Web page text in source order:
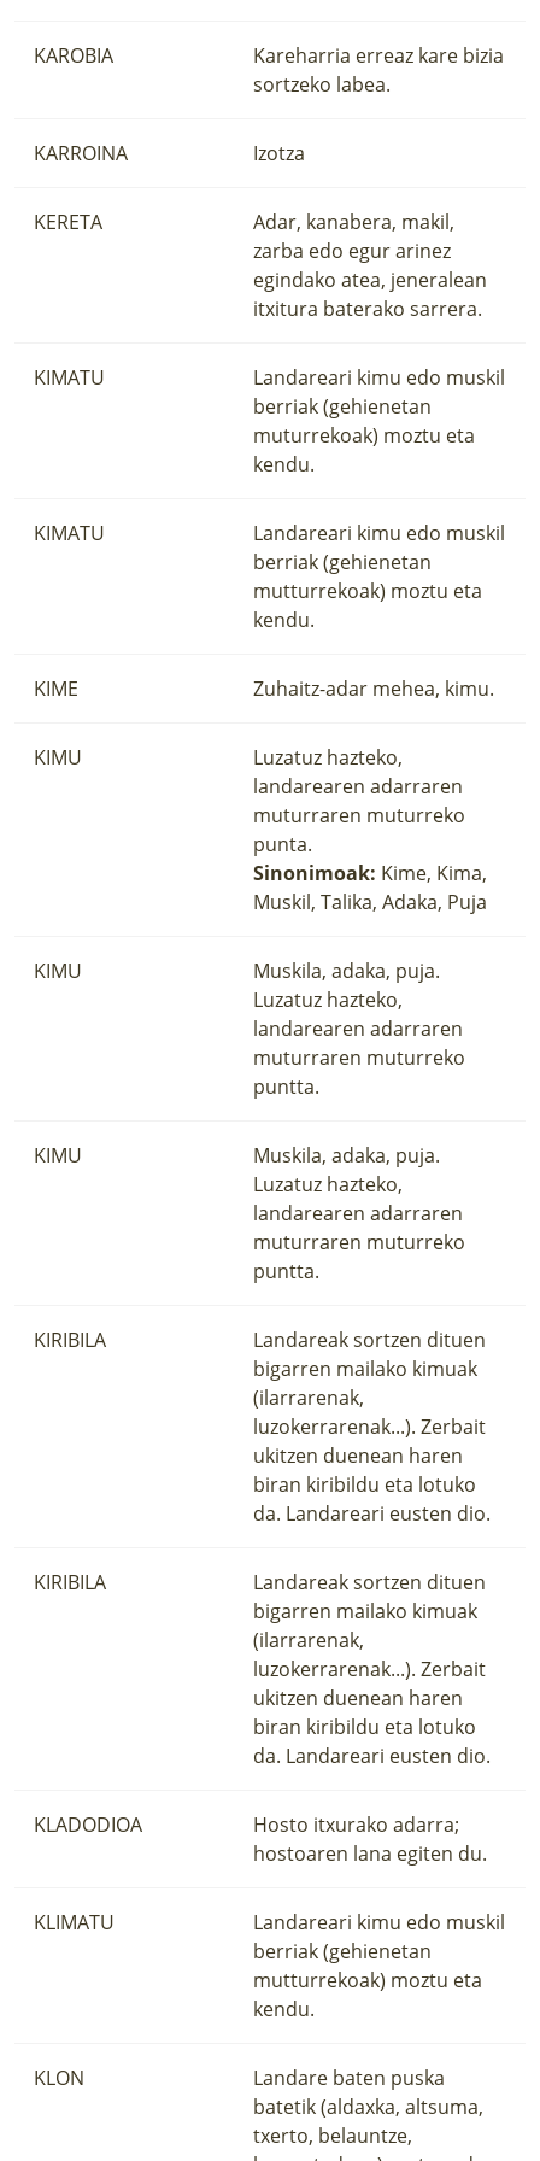
KAROBIA
Kareharria erreaz kare bizia
sortzeko labea.
KARROINA Izotza
KERETA
Adar, kanabera, makil,
zarba edo egur arinez
egindako atea, jeneralean
itxitura baterako sarrera.
KIMATU
Landareari kimu edo muskil
berriak (gehienetan
muturrekoak) moztu eta
kendu.
KIMATU
Landareari kimu edo muskil
berriak (gehienetan
mutturrekoak) moztu eta
kendu.
KIME Zuhaitz-adar mehea, kimu.
KIMU
Luzatuz hazteko,
landarearen adarraren
muturraren muturreko
punta.
Sinonimoak: Kime, Kima,
Muskil, Talika, Adaka, Puja
KIMU
Muskila, adaka, puja.
Luzatuz hazteko,
landarearen adarraren
muturraren muturreko
puntta.
KIMU
Muskila, adaka, puja.
Luzatuz hazteko,
landarearen adarraren
muturraren muturreko
puntta.
KIRIBILA
Landareak sortzen dituen
bigarren mailako kimuak
(ilarrarenak,
luzokerrarenak...). Zerbait
ukitzen duenean haren
biran kiribildu eta lotuko
da. Landareari eusten dio.
KIRIBILA
Landareak sortzen dituen
bigarren mailako kimuak
(ilarrarenak,
luzokerrarenak...). Zerbait
ukitzen duenean haren
biran kiribildu eta lotuko
da. Landareari eusten dio.
KLADODIOA
Hosto itxurako adarra;
hostoaren lana egiten du.
KLIMATU
Landareari kimu edo muskil
berriak (gehienetan
mutturrekoak) moztu eta
kendu.
KLON
Landare baten puska
batetik (aldaxka, altsuma,
txerto, belauntze,